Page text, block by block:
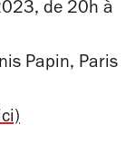
de 20h à
Papin, Paris